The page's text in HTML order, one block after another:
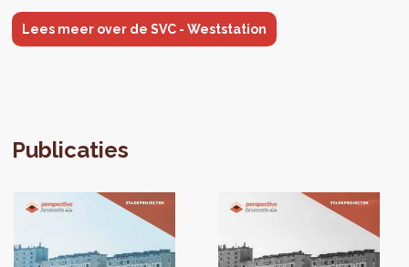
Lees meer over de SVC - Weststation
Publicaties